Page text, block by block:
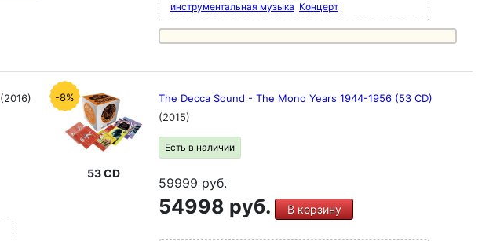
инструментальная музыка Концерт
(2016) -8%
53 CD
The Decca Sound - The Mono Years 1944-1956 (53 CD)
(2015)
Есть в наличии
59999руб.
54998 руб. В корзину